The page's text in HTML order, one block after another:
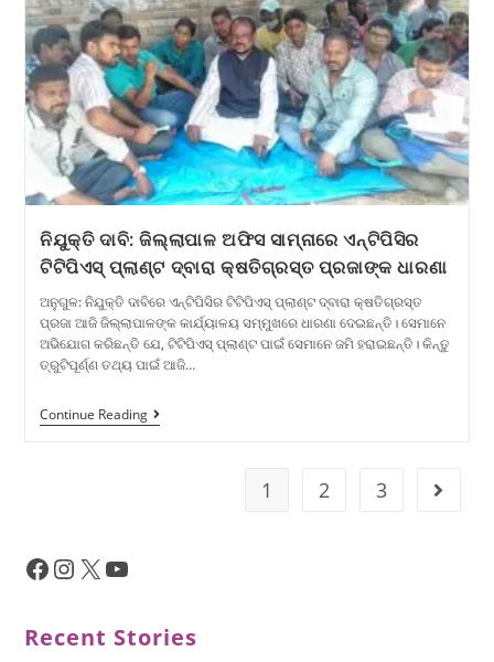
ନିଯୁକ୍ତି ଦାବି: ଜିଲ୍ଲାପାଳ ଅଫିସ ସାମ୍ନାରେ ଏନ୍‌ଟିପିସିର
ଟିଟିପିଏସ୍‌ ପ୍ଲାଣ୍ଟ ଦ୍ବାରା କ୍ଷତିଗ୍ରସ୍ତ ପ୍ରଜାଙ୍କ ଧାରଣା
ଅନୁଗୁଳ: ନିଯୁକ୍ତି ଦାବିରେ ଏନ୍‌ଟିପିସିର ଟିଟିପିଏସ୍‌ ପ୍ଲାଣ୍ଟ ଦ୍ବାରା କ୍ଷତିଗ୍ରସ୍ତ
ପ୍ରଜା ଆଜି ଜିଲ୍ଲାପାଳଙ୍କ କାର୍ଯ୍ୟାଳୟ ସମ୍ମୁଖରେ ଧାରଣା ଦେଇଛନ୍ତି। ସେମାନେ
ଅଭି‌ଯୋଗ କରିଛନ୍ତି ଯେ, ଟିଟିପିଏସ୍‌ ପ୍ଲାଣ୍ଟ ପାଇଁ ସେମାନେ ଜମି ହରାଇଛନ୍ତି। କିନ୍ତୁ
ତ୍ରୁଟିପୂର୍ଣ୍ଣ ତଥ୍ୟ ପାଇଁ ଆଜି…
Continue Reading
1 2 3
Recent Stories